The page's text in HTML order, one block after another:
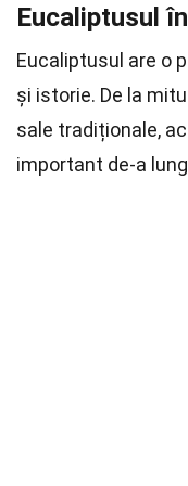
Eucaliptusul
Eucaliptusul are o
și istorie. De la
sale tradiționale,
important de-a